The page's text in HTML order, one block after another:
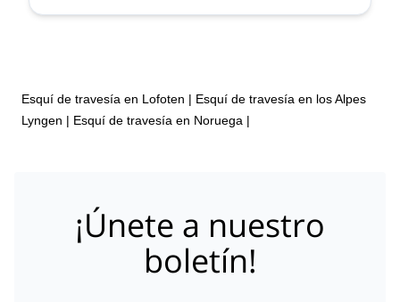
Esquí de travesía en Lofoten | Esquí de travesía en los Alpes
Lyngen | Esquí de travesía en Noruega |
¡Únete a nuestro
boletín!